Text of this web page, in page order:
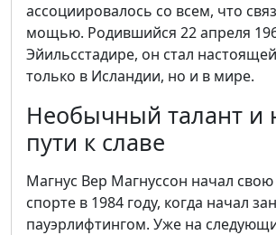
ассоциировалось со всем, что
мощью. Родившийся 22 апреля
Эйильсстадире, он стал
только в Исландии, но и в мире.
Необычный талант и
пути к славе
Магнус Вер Магнуссон начал свою
спорте в 1984 году, когда начал
пауэрлифтингом. Уже на